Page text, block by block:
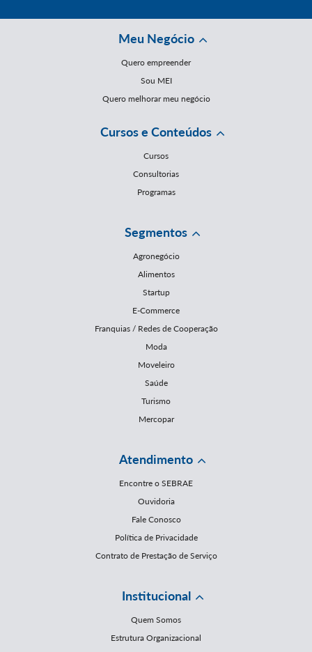
Meu Negócio
Quero empreender
Sou MEI
Quero melhorar meu negócio
Cursos e Conteúdos
Cursos
Consultorias
Programas
Segmentos
Agronegócio
Alimentos
Startup
E-Commerce
Franquias / Redes de Cooperação
Moda
Moveleiro
Saúde
Turismo
Mercopar
Atendimento
Encontre o SEBRAE
Ouvidoria
Fale Conosco
Política de Privacidade
Contrato de Prestação de Serviço
Institucional
Quem Somos
Estrutura Organizacional